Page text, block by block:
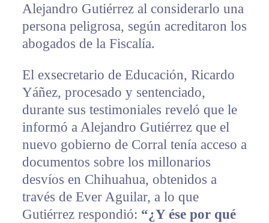
Alejandro Gutiérrez al considerarlo una
persona peligrosa, según acreditaron los
abogados de la Fiscalía.
El exsecretario de Educación, Ricardo
Yáñez, procesado y sentenciado,
durante sus testimoniales reveló que le
informó a Alejandro Gutiérrez que el
nuevo gobierno de Corral tenía acceso a
documentos sobre los millonarios
desvíos en Chihuahua, obtenidos a
través de Ever Aguilar, a lo que
Gutiérrez respondió: “¿Y ése por qué